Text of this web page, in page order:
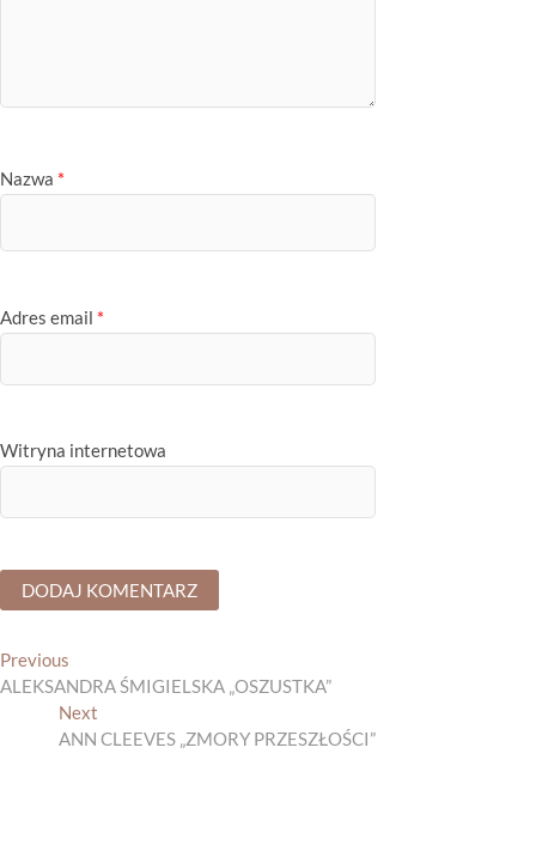
Nazwa *
Adres email *
Witryna internetowa
Nawigacja
wpisu
Previous
post:
ALEKSANDRA ŚMIGIELSKA „OSZUSTKA”
NextNext
post:
ANN CLEEVES „ZMORY PRZESZŁOŚCI”